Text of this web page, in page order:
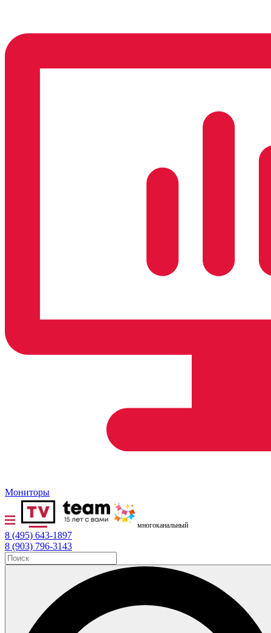
Мониторы
многоканальный
8 (495) 643-1897
8 (903) 796-3143